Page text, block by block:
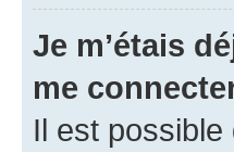
Je m’étais
me
Il est possible